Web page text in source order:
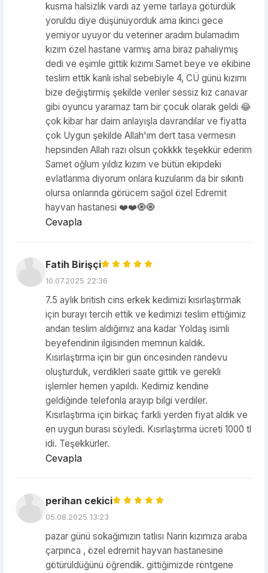
kusma halsizlik vardı az yeme tarlaya götürdük
yoruldu diye düşünüyorduk ama ikinci gece
yemiyor uyuyor du veteriner aradım bulamadım
kızım özel hastane varmış ama biraz pahalıymış
dedi ve eşimle gittik kızımı Samet beye ve ekibine
teslim ettik kanlı ishal sebebiyle 4, CÜ günü kızımı
bize değiştirmiş şekilde veriler sessiz kız canavar
gibi oyuncu yaramaz tam bir çocuk olarak geldi 😂
çok kibar har daim anlayışla davrandılar ve fiyatta
çok Uygun şekilde Allah'ım dert tasa vermesin
hepsinden Allah razı olsun çokkkk teşekkür ederim
Samet oğlum yıldız kızım ve bütün ekipdeki
evlatlarıma diyorum onlara kuzularım da bir sıkıntı
olursa onlarında görücem sağol özel Edremit
hayvan hastanesi ❤️❤️🧿🧿
Cevapla
Fatih Birişçi
10.07.2025 22:36
7.5 aylık british cins erkek kedimizi kısırlaştırmak
için burayı tercih ettik ve kedimizi teslim ettiğimiz
andan teslim aldığımız ana kadar Yoldaş isimli
beyefendinin ilgisinden memnun kaldık.
Kısırlaştırma için bir gün öncesinden randevu
oluşturduk, verdikleri saate gittik ve gerekli
işlemler hemen yapıldı. Kedimiz kendine
geldiğinde telefonla arayıp bilgi verdiler.
Kısırlaştırma için birkaç farkli yerden fiyat aldık ve
en uygun burası söyledi. Kısırlaştırma ücreti 1000 tl
idi. Teşekkürler.
Cevapla
perihan cekici
05.08.2025 13:23
pazar günü sokağımızın tatlısı Narin kızımıza araba
çarpınca , özel edremit hayvan hastanesine
götürüldüğünü öğrendik. gittiğimizde röntgene